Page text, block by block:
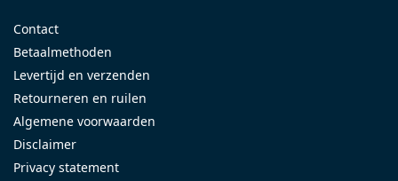
Contact
Betaalmethoden
Levertijd en verzenden
Retourneren en ruilen
Algemene voorwaarden
Disclaimer
Privacy statement